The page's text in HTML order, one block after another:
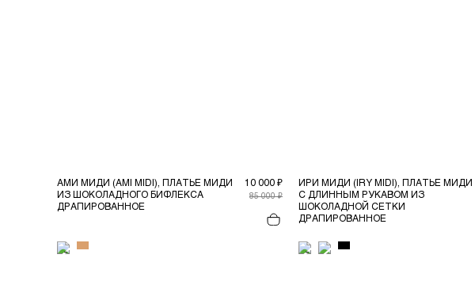
АМИ МИДИ (AMI MIDI), ПЛАТЬЕ МИДИ
ИЗ ШОКОЛАДНОГО БИФЛЕКСА
ДРАПИРОВАННОЕ
10 000 ₽
85 000 ₽
ИРИ МИДИ (IRY MIDI), ПЛАТЬЕ МИДИ
С ДЛИННЫМ РУКАВОМ ИЗ
ШОКОЛАДНОЙ СЕТКИ
ДРАПИРОВАННОЕ